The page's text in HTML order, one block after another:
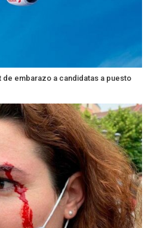
embarazo a candidatas a puesto